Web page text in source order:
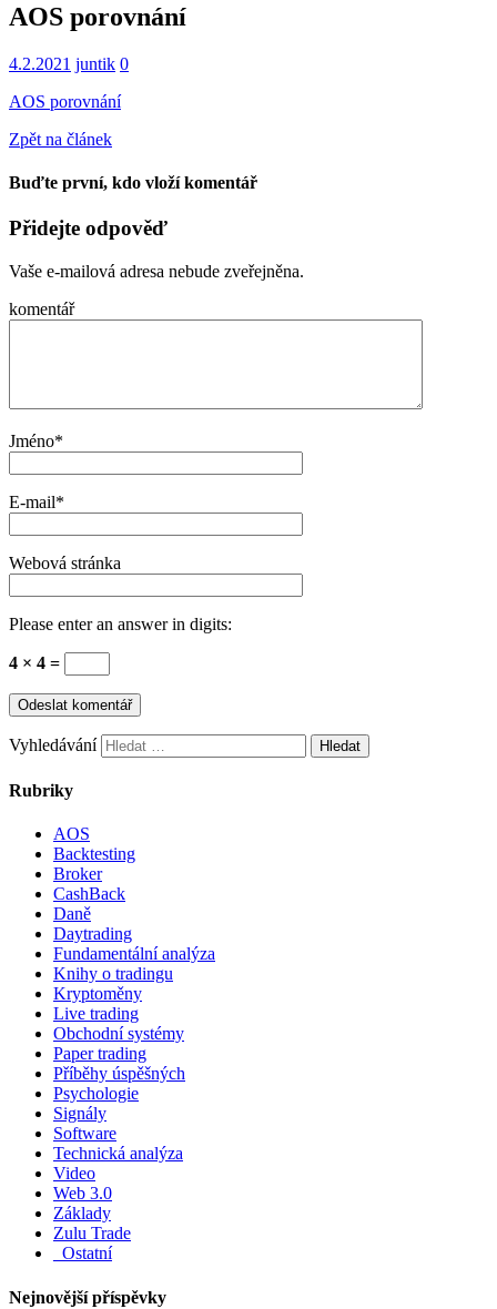
AOS porovnání
4.2.2021 juntik 0
AOS porovnání
Zpět na článek
Buďte první, kdo vloží komentář
Přidejte odpověď
Vaše e-mailová adresa nebude zveřejněna.
komentář
Jméno*
E-mail*
Webová stránka
Please enter an answer in digits:
4 × 4 =
Vyhledávání
Rubriky
AOS
Backtesting
Broker
CashBack
Daně
Daytrading
Fundamentální analýza
Knihy o tradingu
Kryptoměny
Live trading
Obchodní systémy
Paper trading
Příběhy úspěšných
Psychologie
Signály
Software
Technická analýza
Video
Web 3.0
Základy
Zulu Trade
_Ostatní
Nejnovější příspěvky